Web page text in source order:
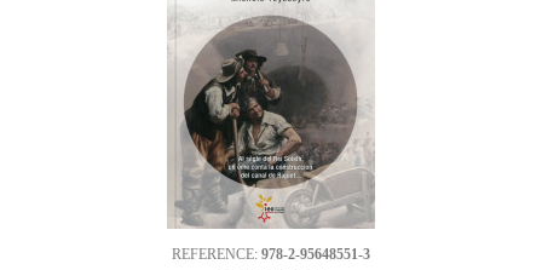
REFERENCE: 978-2-95648551-3